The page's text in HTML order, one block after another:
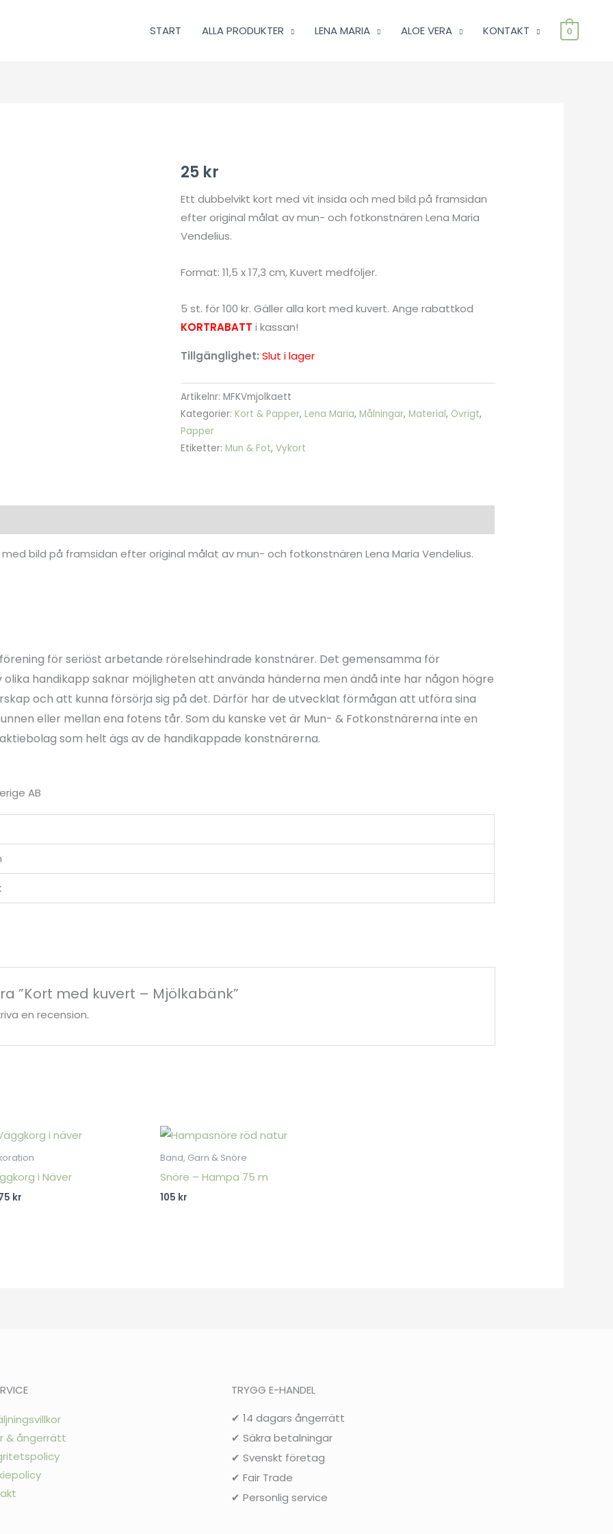
START ALLA PRODUKTER LENA MARIA ALOE VERA KONTAKT 0
25 kr
Ett dubbelvikt kort med vit insida och med bild på framsidan
efter original målat av mun- och fotkonstnären Lena Maria
Vendelius.
Format: 11,5 x 17,3 cm, Kuvert medföljer.
5 st. för 100 kr. Gäller alla kort med kuvert. Ange rabattkod
KORTRABATT i kassan!
Tillgänglighet: Slut i lager
Artikelnr: MFKVmjolkaett
Kategorier: Kort & Papper, Lena Maria, Målningar, Material, Övrigt,
Papper
Etiketter: Mun & Fot, Vykort
bild på framsidan efter original målat av mun- och fotkonstnären Lena Maria Vendelius.
för seriöst arbetande rörelsehindrade konstnärer. Det gemensamma för
handikapp saknar möjligheten att använda händerna men ändå inte har någon högre
och att kunna försörja sig på det. Därför har de utvecklat förmågan att utföra sina
eller mellan ena fotens tår. Som du kanske vet är Mun- & Fotkonstnärerna inte en
som helt ägs av de handikappade konstnärerna.
AB
”Kort med kuvert – Mjölkabänk”
en recension.
i Näver
kr
Band, Garn & Snöre
Snöre – Hampa 75 m
105 kr
& ångerrätt
TRYGG E-HANDEL
✔ 14 dagars ångerrätt
✔ Säkra betalningar
✔ Svenskt företag
✔ Fair Trade
✔ Personlig service